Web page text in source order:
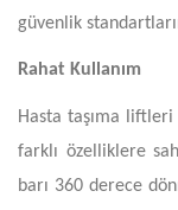
güvenlik
Rahat Kullanım
Hasta taşıma
farklı özelliklere
barı 360 derece